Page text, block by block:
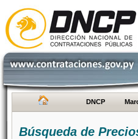
DNCP
Búsqueda de